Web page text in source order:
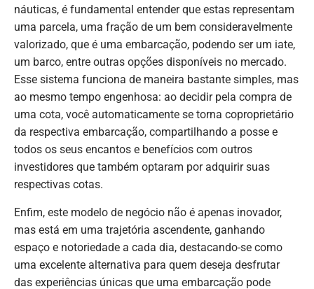
náuticas, é fundamental entender que estas representam
uma parcela, uma fração de um bem consideravelmente
valorizado, que é uma embarcação, podendo ser um iate,
um barco, entre outras opções disponíveis no mercado.
Esse sistema funciona de maneira bastante simples, mas
ao mesmo tempo engenhosa: ao decidir pela compra de
uma cota, você automaticamente se torna coproprietário
da respectiva embarcação, compartilhando a posse e
todos os seus encantos e benefícios com outros
investidores que também optaram por adquirir suas
respectivas cotas.
Enfim, este modelo de negócio não é apenas inovador,
mas está em uma trajetória ascendente, ganhando
espaço e notoriedade a cada dia, destacando-se como
uma excelente alternativa para quem deseja desfrutar
das experiências únicas que uma embarcação pode